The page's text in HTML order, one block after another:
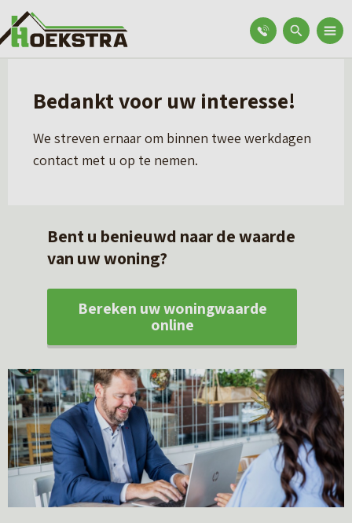
Bedankt voor uw interesse!
We streven ernaar om binnen twee werkdagen
contact met u op te nemen.
Bent u benieuwd naar de waarde
van uw woning?
Bereken uw woningwaarde
online